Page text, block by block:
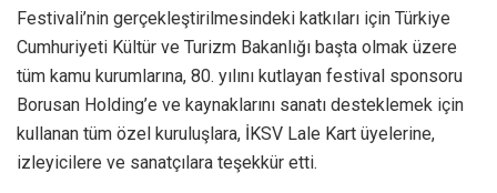
Festivali’nin gerçekleştirilmesindeki katkıları için Türkiye
Cumhuriyeti Kültür ve Turizm Bakanlığı başta olmak üzere
tüm kamu kurumlarına, 80. yılını kutlayan festival sponsoru
Borusan Holding’e ve kaynaklarını sanatı desteklemek için
kullanan tüm özel kuruluşlara, İKSV Lale Kart üyelerine,
izleyicilere ve sanatçılara teşekkür etti.